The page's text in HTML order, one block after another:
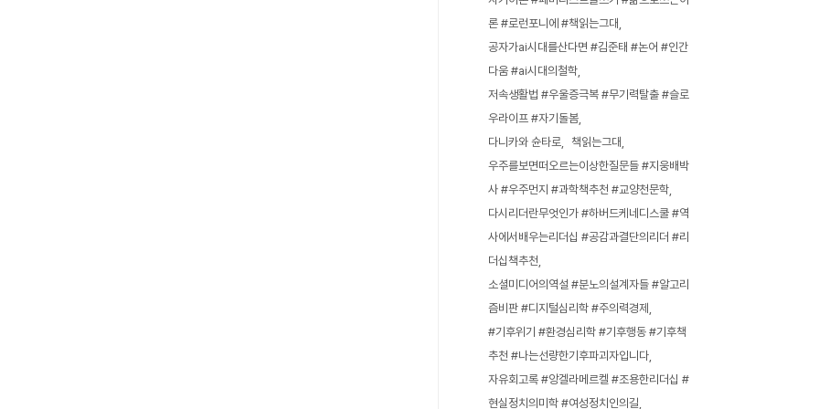
론 #로런포니에 #책읽는그대
공자가ai시대를산다면 #김준태 #논어 #인간
다움 #ai시대의철학
저속생활법 #우울증극복 #무기력탈출 #슬로
우라이프 #자기돌봄
다니카와 슌타로
책읽는그대
우주를보면떠오르는이상한질문들 #지웅배박
사 #우주먼지 #과학책추천 #교양천문학
다시리더란무엇인가 #하버드케네디스쿨 #역
사에서배우는리더십 #공감과결단의리더 #리
더십책추천
소셜미디어의역설 #분노의설계자들 #알고리
즘비판 #디지털심리학 #주의력경제
#기후위기 #환경심리학 #기후행동 #기후책
추천 #나는선량한기후파괴자입니다
자유회고록 #앙겔라메르켈 #조용한리더십 #
현실정치의미학 #여성정치인의길